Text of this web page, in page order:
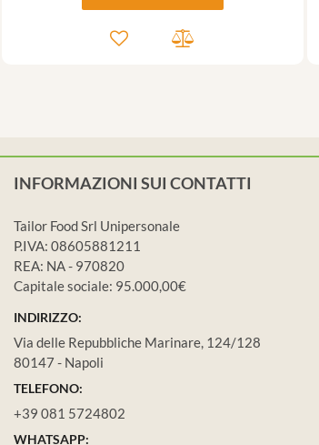
INFORMAZIONI SUI CONTATTI
Tailor Food Srl Unipersonale
P.IVA: 08605881211
REA: NA - 970820
Capitale sociale: 95.000,00€
INDIRIZZO:
Via delle Repubbliche Marinare, 124/128
80147 - Napoli
TELEFONO:
+39 081 5724802
WHATSAPP: